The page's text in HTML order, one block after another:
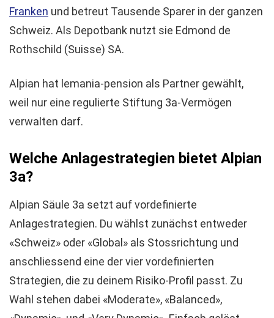
Franken und betreut Tausende Sparer in der ganzen
Schweiz. Als Depotbank nutzt sie Edmond de
Rothschild (Suisse) SA.
Alpian hat lemania-pension als Partner gewählt,
weil nur eine regulierte Stiftung 3a-Vermögen
verwalten darf.
Welche Anlagestrategien bietet Alpian
3a?
Alpian Säule 3a setzt auf vordefinierte
Anlagestrategien. Du wählst zunächst entweder
«Schweiz» oder «Global» als Stossrichtung und
anschliessend eine der vier vordefinierten
Strategien, die zu deinem Risiko-Profil passt. Zu
Wahl stehen dabei «Moderate», «Balanced»,